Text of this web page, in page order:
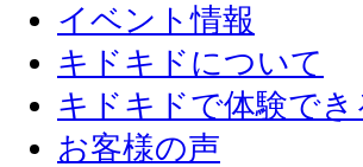
イベント情報
キドキドについて
キドキドで体験で
お客様の声